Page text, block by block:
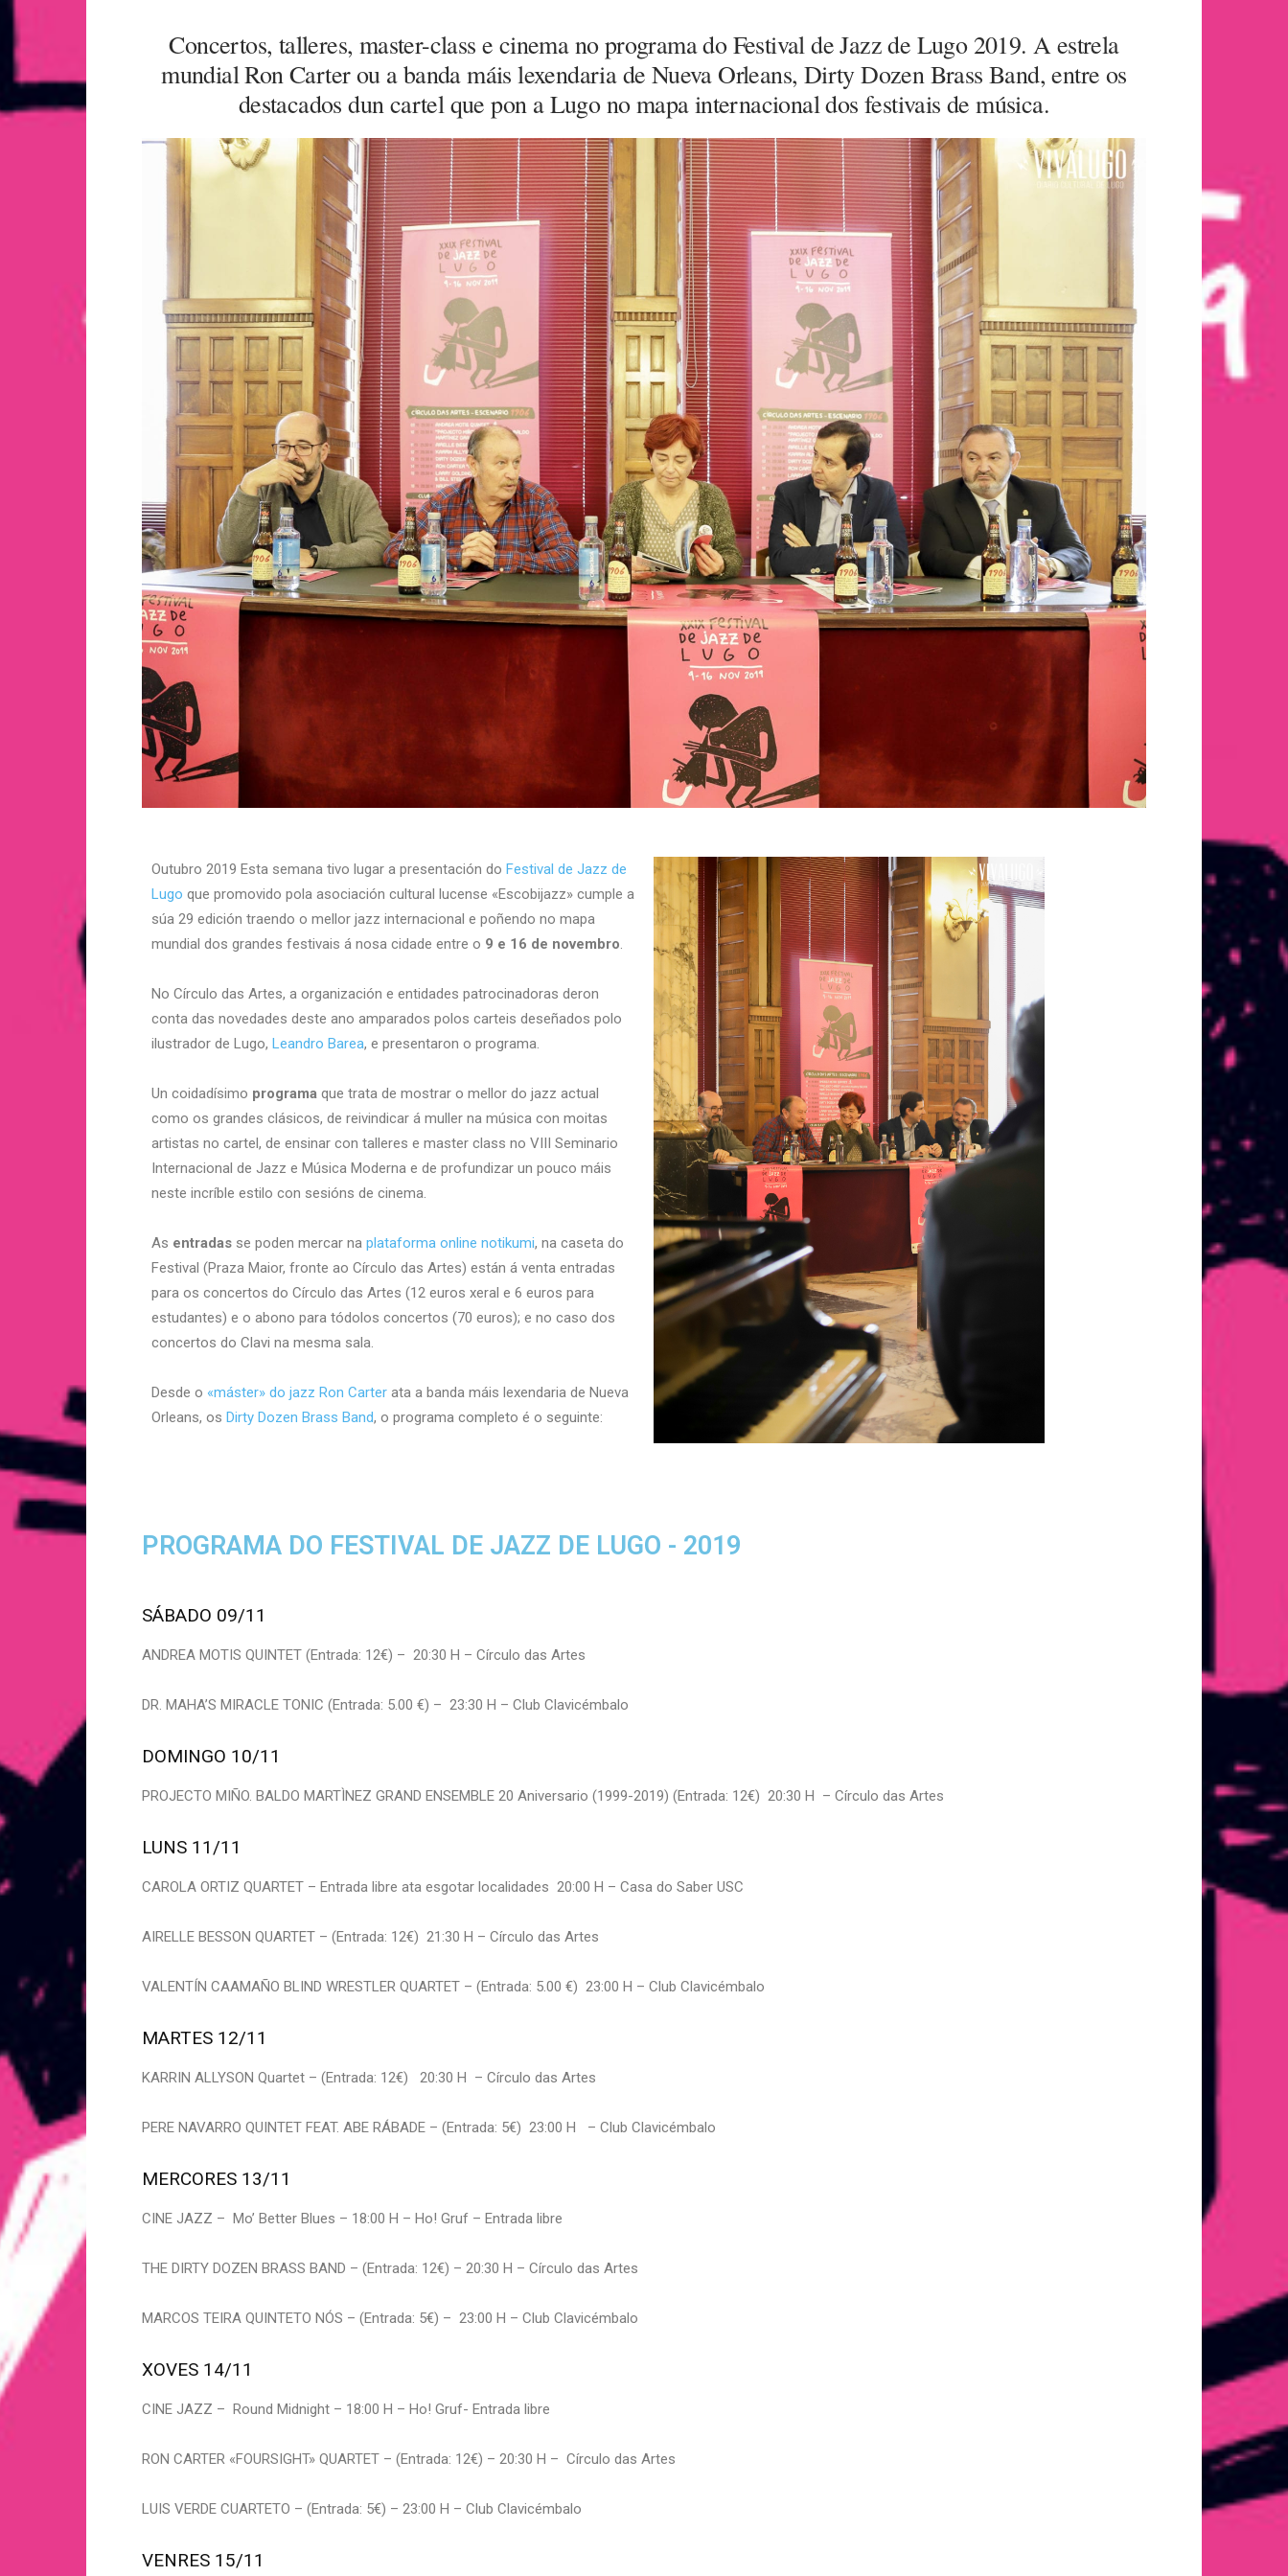
Concertos, talleres, master-class e cinema no programa do Festival de Jazz de Lugo 2019. A estrela
mundial Ron Carter ou a banda máis lexendaria de Nueva Orleans, Dirty Dozen Brass Band, entre os
destacados dun cartel que pon a Lugo no mapa internacional dos festivais de música.
Outubro 2019 Esta semana tivo lugar a presentación do Festival de Jazz de
Lugo que promovido pola asociación cultural lucense «Escobijazz» cumple a
súa 29 edición traendo o mellor jazz internacional e poñendo no mapa
mundial dos grandes festivais á nosa cidade entre o 9 e 16 de novembro.
No Círculo das Artes, a organización e entidades patrocinadoras deron
conta das novedades deste ano amparados polos carteis deseñados polo
ilustrador de Lugo, Leandro Barea, e presentaron o programa.
Un coidadísimo programa que trata de mostrar o mellor do jazz actual
como os grandes clásicos, de reivindicar á muller na música con moitas
artistas no cartel, de ensinar con talleres e master class no VIII Seminario
Internacional de Jazz e Música Moderna e de profundizar un pouco máis
neste incríble estilo con sesións de cinema.
As entradas se poden mercar na plataforma online notikumi, na caseta do
Festival (Praza Maior, fronte ao Círculo das Artes) están á venta entradas
para os concertos do Círculo das Artes (12 euros xeral e 6 euros para
estudantes) e o abono para tódolos concertos (70 euros); e no caso dos
concertos do Clavi na mesma sala.
Desde o «máster» do jazz Ron Carter ata a banda máis lexendaria de Nueva
Orleans, os Dirty Dozen Brass Band, o programa completo é o seguinte:
PROGRAMA DO FESTIVAL DE JAZZ DE LUGO - 2019
SÁBADO 09/11
ANDREA MOTIS QUINTET (Entrada: 12€) – 20:30 H – Círculo das Artes
DR. MAHA’S MIRACLE TONIC (Entrada: 5.00 €) – 23:30 H – Club Clavicémbalo
DOMINGO 10/11
PROJECTO MIÑO. BALDO MARTÌNEZ GRAND ENSEMBLE 20 Aniversario (1999-2019) (Entrada: 12€) 20:30 H – Círculo das Artes
LUNS 11/11
CAROLA ORTIZ QUARTET – Entrada libre ata esgotar localidades 20:00 H – Casa do Saber USC
AIRELLE BESSON QUARTET – (Entrada: 12€) 21:30 H – Círculo das Artes
VALENTÍN CAAMAÑO BLIND WRESTLER QUARTET – (Entrada: 5.00 €) 23:00 H – Club Clavicémbalo
MARTES 12/11
KARRIN ALLYSON Quartet – (Entrada: 12€) 20:30 H – Círculo das Artes
PERE NAVARRO QUINTET FEAT. ABE RÁBADE – (Entrada: 5€) 23:00 H – Club Clavicémbalo
MERCORES 13/11
CINE JAZZ – Mo’ Better Blues – 18:00 H – Ho! Gruf – Entrada libre
THE DIRTY DOZEN BRASS BAND – (Entrada: 12€) – 20:30 H – Círculo das Artes
MARCOS TEIRA QUINTETO NÓS – (Entrada: 5€) – 23:00 H – Club Clavicémbalo
XOVES 14/11
CINE JAZZ – Round Midnight – 18:00 H – Ho! Gruf- Entrada libre
RON CARTER «FOURSIGHT» QUARTET – (Entrada: 12€) – 20:30 H – Círculo das Artes
LUIS VERDE CUARTETO – (Entrada: 5€) – 23:00 H – Club Clavicémbalo
VENRES 15/11